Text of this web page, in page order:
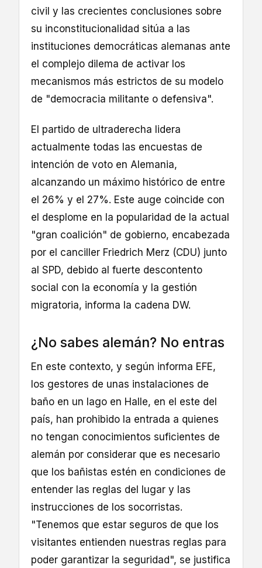
civil y las crecientes conclusiones sobre
su inconstitucionalidad sitúa a las
instituciones democráticas alemanas ante
el complejo dilema de activar los
mecanismos más estrictos de su modelo
de "democracia militante o defensiva".
El partido de ultraderecha lidera
actualmente todas las encuestas de
intención de voto en Alemania,
alcanzando un máximo histórico de entre
el 26% y el 27%. Este auge coincide con
el desplome en la popularidad de la actual
"gran coalición" de gobierno, encabezada
por el canciller Friedrich Merz (CDU) junto
al SPD, debido al fuerte descontento
social con la economía y la gestión
migratoria, informa la cadena DW.
¿No sabes alemán? No entras
En este contexto, y según informa EFE,
los gestores de unas instalaciones de
baño en un lago en Halle, en el este del
país, han prohibido la entrada a quienes
no tengan conocimientos suficientes de
alemán por considerar que es necesario
que los bañistas estén en condiciones de
entender las reglas del lugar y las
instrucciones de los socorristas.
"Tenemos que estar seguros de que los
visitantes entienden nuestras reglas para
poder garantizar la seguridad", se justifica